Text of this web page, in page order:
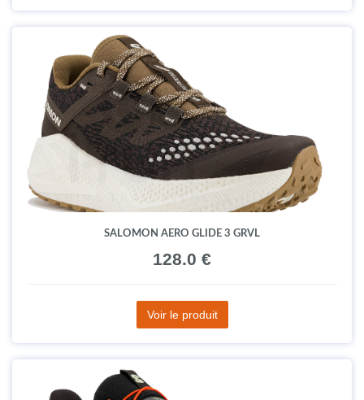
SALOMON AERO GLIDE 3 GRVL
128.0 €
Voir le produit